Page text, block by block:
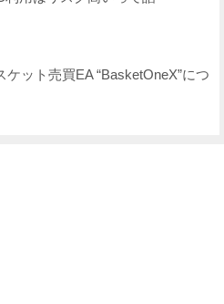
ケット売買EA “BasketOneX”につ